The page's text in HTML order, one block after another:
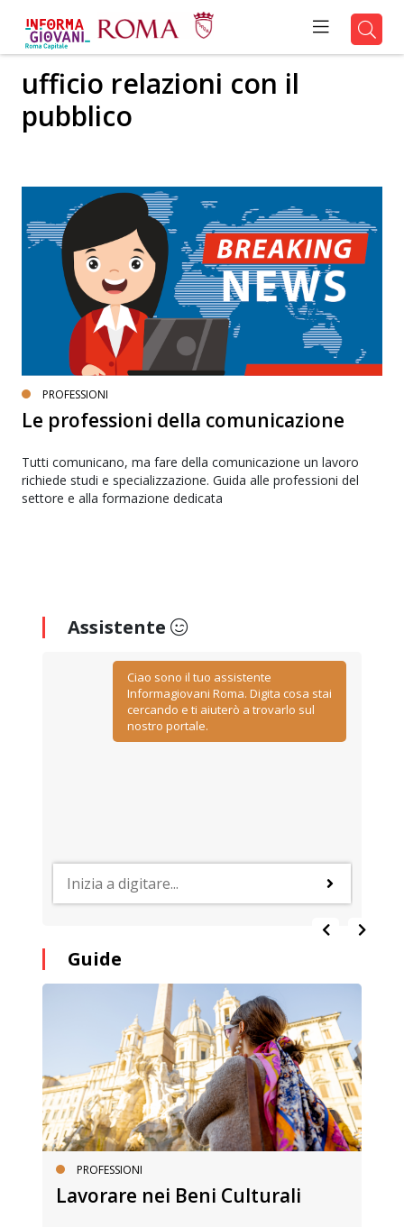
ufficio relazioni con il
pubblico
PROFESSIONI
Le professioni della comunicazione
Tutti comunicano, ma fare della comunicazione un lavoro
richiede studi e specializzazione. Guida alle professioni del
settore e alla formazione dedicata
Assistente
Ciao sono il tuo assistente
Informagiovani Roma. Digita cosa stai
cercando e ti aiuterò a trovarlo sul
nostro portale.
Guide
PROFESSIONI
Lavorare nei Beni Culturali